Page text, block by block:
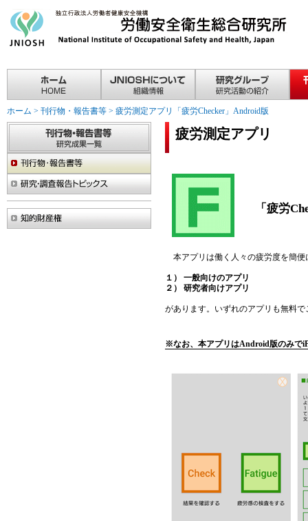
ホーム > 刊行物・報告書等 > 疲労測定アプリ「疲労Checker」Android版
疲労測定アプリ
「疲労
本アプリは働く人々の疲労度を簡便
１） 一般向けのアプリ
２） 研究者向けアプリ
があります。いずれのアプリも無料
※なお、本アプリはAndroid版のみで